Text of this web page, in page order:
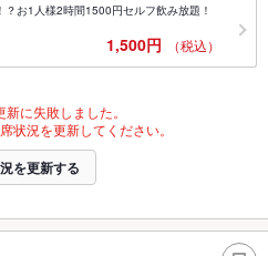
？お1人様2時間1500円セルフ飲み放題！
1,500円 （税込）
に失敗しました。
状況を更新してください。
を更新する